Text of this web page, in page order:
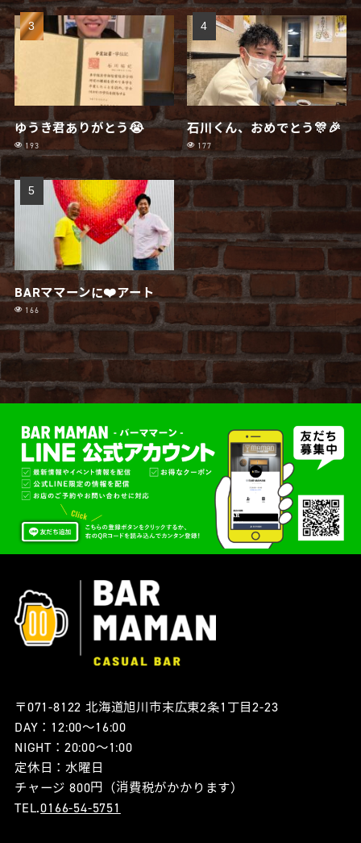
ゆうき君ありがとう😭
193
石川くん、おめでとう🎊🎉
177
BARママーンに❤️アート
166
〒071-8122 北海道旭川市末広東2条1丁目2-23
DAY：12:00〜16:00
NIGHT：20:00〜1:00
定休日：水曜日
チャージ 800円（消費税がかかります）
TEL.0166-54-5751